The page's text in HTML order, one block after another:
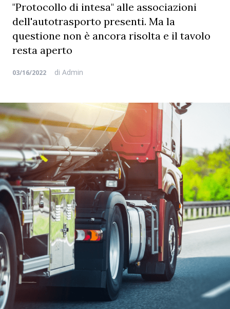
"Protocollo di intesa" alle associazioni
dell'autotrasporto presenti. Ma la
questione non è ancora risolta e il tavolo
resta aperto
03/16/2022 di Admin